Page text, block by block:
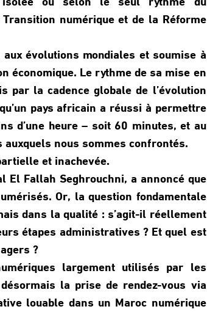
numérique et de la Réforme
évolutions mondiales et soumise à
économique. Le rythme de sa mise en
par la cadence globale de l’évolution
pays africain a réussi à permettre
d’une heure – soit 60 minutes, et au
nous sommes confrontés.
et inachevée.
Fallah Seghrouchni, a annoncé que
Or, la question fondamentale
dans la qualité : s’agit-il réellement
étapes administratives ? Et quel est
?
largement utilisés par les
la prise de rendez-vous via
louable dans un Maroc numérique